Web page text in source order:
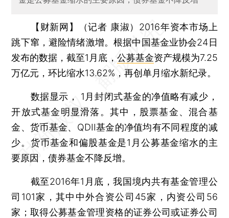
【财新网】（记者 康淑） 2016年资本市场上
跳下窜，避险情绪激增。根据中国基金业协会24日
发布的数据，截至1月底， 公募基金资产规模为7.25
万亿元，环比缩水13.62%，再创单月缩水新纪录。
数据显示， 1月封闭式基金的净值略有减少，
开放式基金明显滑落。其中，股票基金、混合基
金、货币基金、QDII基金的净值均有不同程度的减
少。货币基金和偏股基金是1月公募基金缩水的主
要原因，债券基金不降反增。
截至2016年1月底，我国境内共有基金管理公
司101家，其中中外合资公司45家，内资公司56
家；取得公募基金管理资格的证券公司或证券公司